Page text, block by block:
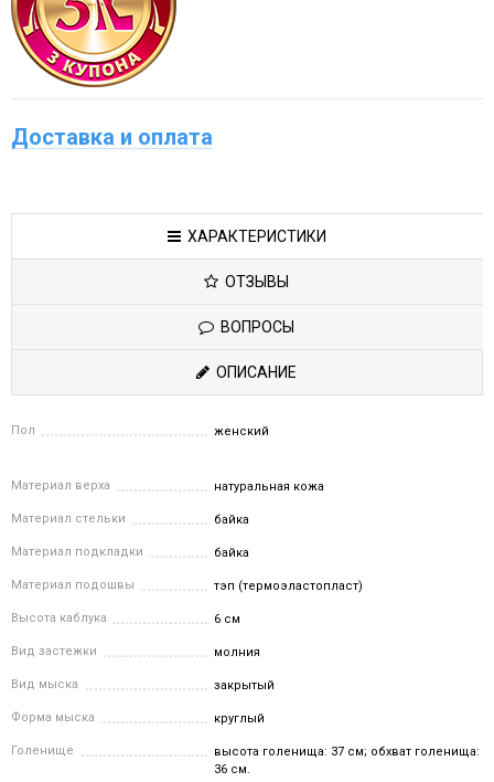
Доставка и оплата
ХАРАКТЕРИСТИКИ
ОТЗЫВЫ
ВОПРОСЫ
ОПИСАНИЕ
Пол женский
Материал верха натуральная кожа
Материал стельки байка
Материал подкладки байка
Материал подошвы тэп (термоэластопласт)
Высота каблука 6 см
Вид застежки молния
Вид мыска закрытый
Форма мыска круглый
Голенище
высота голенища: 37 см; обхват голенища:
36 см.